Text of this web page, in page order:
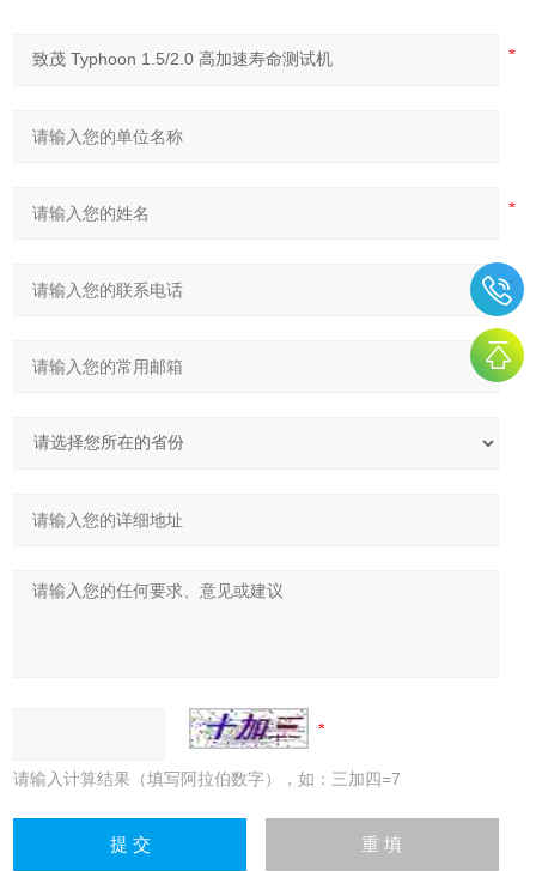
请输入计算结果（填写阿拉伯数字），如：三加四=7